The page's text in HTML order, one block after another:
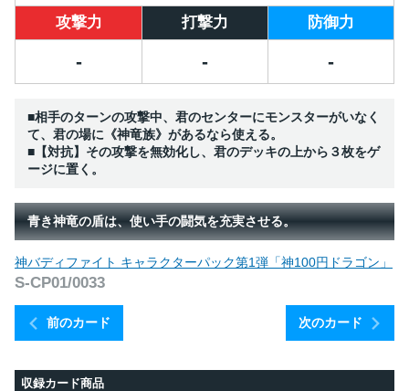
攻撃力 打撃力 防御力
- - -
■相手のターンの攻撃中、君のセンターにモンスターがいなく
て、君の場に《神竜族》があるなら使える。
■【対抗】その攻撃を無効化し、君のデッキの上から３枚をゲ
ージに置く。
青き神竜の盾は、使い手の闘気を充実させる。
前のカード
神バディファイト キャラクターパック第1弾「神100円ドラゴン」
S-CP01/0033
次のカード
収録カード商品